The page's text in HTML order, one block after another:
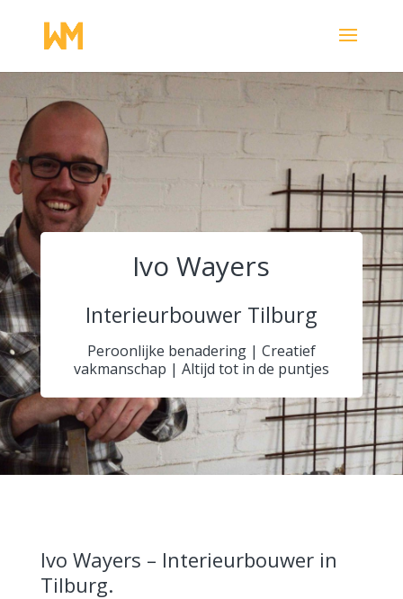
Ivo Wayers
Interieurbouwer Tilburg
Peroonlijke benadering | Creatief
vakmanschap | Altijd tot in de puntjes
Ivo Wayers – Interieurbouwer in
Tilburg.